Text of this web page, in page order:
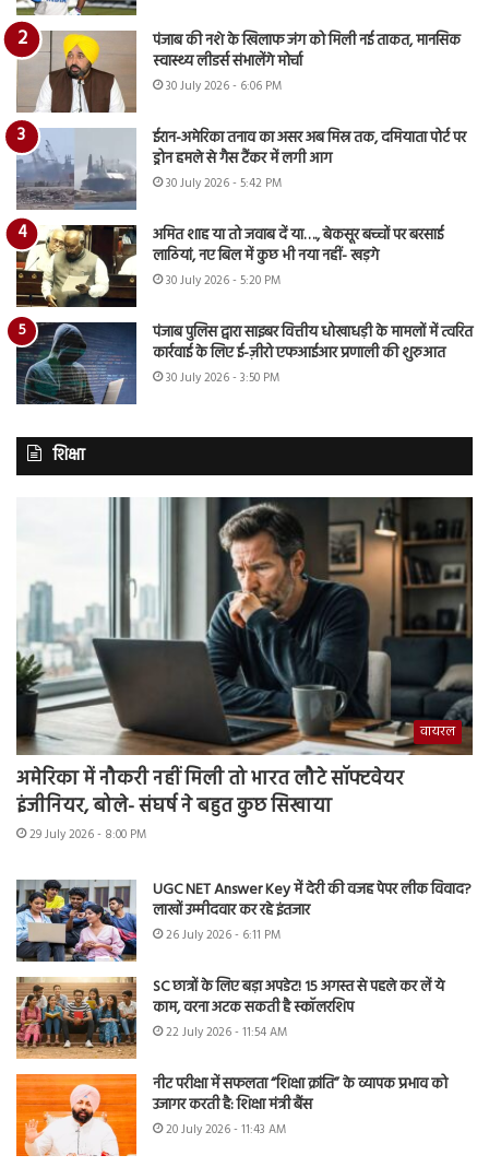
पंजाब की नशे के खिलाफ जंग को मिली नई ताकत, मानसिक
स्वास्थ्य लीडर्स संभालेंगे मोर्चा
30 July 2026 - 6:06 PM
ईरान-अमेरिका तनाव का असर अब मिस्र तक, दमियाता पोर्ट पर
ड्रोन हमले से गैस टैंकर में लगी आग
30 July 2026 - 5:42 PM
अमित शाह या तो जवाब दें या…., बेकसूर बच्चों पर बरसाई
लाठियां, नए बिल में कुछ भी नया नहीं- खड़गे
30 July 2026 - 5:20 PM
पंजाब पुलिस द्वारा साइबर वित्तीय धोखाधड़ी के मामलों में त्वरित
कार्रवाई के लिए ई-ज़ीरो एफआईआर प्रणाली की शुरुआत
30 July 2026 - 3:50 PM
शिक्षा
वायरल
अमेरिका में नौकरी नहीं मिली तो भारत लौटे सॉफ्टवेयर
इंजीनियर, बोले- संघर्ष ने बहुत कुछ सिखाया
29 July 2026 - 8:00 PM
UGC NET Answer Key में देरी की वजह पेपर लीक विवाद?
लाखों उम्मीदवार कर रहे इंतजार
26 July 2026 - 6:11 PM
SC छात्रों के लिए बड़ा अपडेट! 15 अगस्त से पहले कर लें ये
काम, वरना अटक सकती है स्कॉलरशिप
22 July 2026 - 11:54 AM
नीट परीक्षा में सफलता “शिक्षा क्रांति” के व्यापक प्रभाव को
उजागर करती है: शिक्षा मंत्री बैंस
20 July 2026 - 11:43 AM